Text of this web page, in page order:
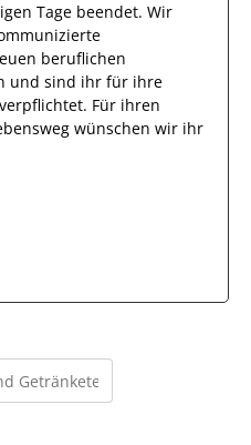
Tage beendet. Wir
beruflichen
und sind ihr für ihre
Für ihren
wünschen wir ihr